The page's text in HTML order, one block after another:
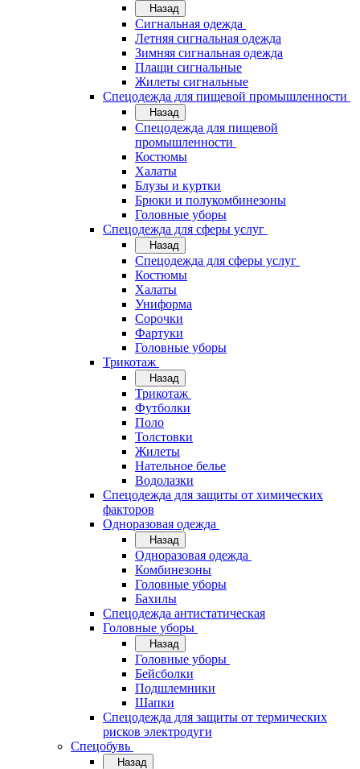
Назад
Сигнальная одежда
Летняя сигнальная одежда
Зимняя сигнальная одежда
Плащи сигнальные
Жилеты сигнальные
Спецодежда для пищевой промышленности
Назад
Спецодежда для пищевой
промышленности
Костюмы
Халаты
Блузы и куртки
Брюки и полукомбинезоны
Головные уборы
Спецодежда для сферы услуг
Назад
Спецодежда для сферы услуг
Костюмы
Халаты
Униформа
Сорочки
Фартуки
Головные уборы
Трикотаж
Назад
Трикотаж
Футболки
Поло
Толстовки
Жилеты
Нательное белье
Водолазки
Спецодежда для защиты от химических
факторов
Одноразовая одежда
Назад
Одноразовая одежда
Комбинезоны
Головные уборы
Бахилы
Спецодежда антистатическая
Головные уборы
Назад
Головные уборы
Бейсболки
Подшлемники
Шапки
Спецодежда для защиты от термических
рисков электродуги
Спецобувь
Назад